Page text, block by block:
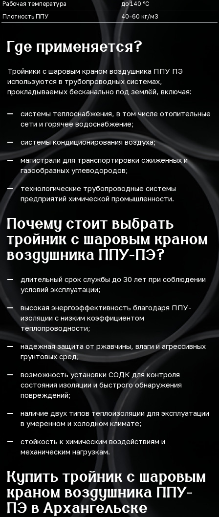
Рабочая температура
до 140 °C
Плотность ППУ
40-60 кг/м3
Где применяется?
Тройники с шаровым краном воздушника ППУ ПЭ
используются в трубопроводных системах,
прокладываемых бесканально под землёй, включая:
системы теплоснабжения, в том числе отопительные
сети и горячее водоснабжение;
системы кондиционирования воздуха;
магистрали для транспортировки сжиженных и
газообразных углеводородов;
технологические трубопроводные системы
предприятий химической промышленности.
Почему стоит выбрать
тройник с шаровым краном
воздушника ППУ-ПЭ?
длительный срок службы до 30 лет при соблюдении
условий эксплуатации;
высокая энергоэффективность благодаря ППУ-
изоляции с низким коэффициентом
теплопроводности;
надежная защита от ржавчины, влаги и агрессивных
грунтовых сред;
возможность установки СОДК для контроля
состояния изоляции и быстрого обнаружения
повреждений;
наличие двух типов теплоизоляции для эксплуатации
в умеренном и холодном климате;
стойкость к химическим воздействиям и
механическим нагрузкам.
Купить тройник с шаровым
краном воздушника ППУ-
ПЭ в Архангельске